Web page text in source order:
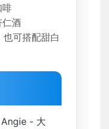
啡
仁酒
也可搭配甜白
- 大